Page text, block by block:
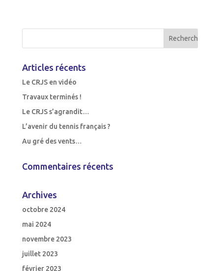
Articles récents
Le CRJS en vidéo
Travaux terminés !
Le CRJS s’agrandit…
L’avenir du tennis français ?
Au gré des vents…
Commentaires récents
Archives
octobre 2024
mai 2024
novembre 2023
juillet 2023
février 2023